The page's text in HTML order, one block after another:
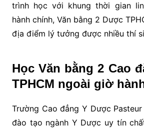
trình học với khung thời gian
hành chính, Văn bằng 2 Dược
địa điểm lý tưởng được nhiều thí
Học Văn bằng 2 Cao
TPHCM ngoài giờ
Trường Cao đẳng Y Dược
đào tạo ngành Y Dược uy tín